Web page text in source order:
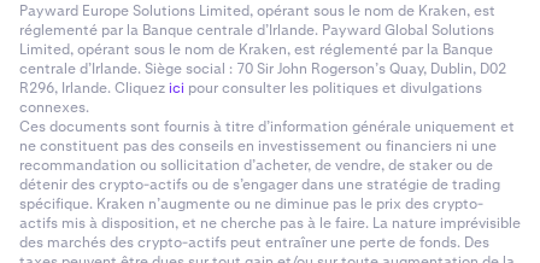
Payward Europe Solutions Limited, opérant sous le nom de Kraken, est
réglementé par la Banque centrale d’Irlande. Payward Global Solutions
Limited, opérant sous le nom de Kraken, est réglementé par la Banque
centrale d’Irlande. Siège social : 70 Sir John Rogerson’s Quay, Dublin, D02
R296, Irlande. Cliquezici pour consulter les politiques et divulgations
connexes.
Ces documents sont fournis à titre d’information générale uniquement et
ne constituent pas des conseils en investissement ou financiers ni une
recommandation ou sollicitation d’acheter, de vendre, de staker ou de
détenir des crypto-actifs ou de s’engager dans une stratégie de trading
spécifique. Kraken n’augmente ou ne diminue pas le prix des crypto-
actifs mis à disposition, et ne cherche pas à le faire. La nature imprévisible
des marchés des crypto-actifs peut entraîner une perte de fonds. Des